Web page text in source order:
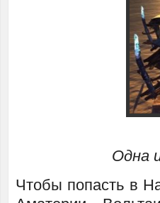
Одна
Чтобы попасть в